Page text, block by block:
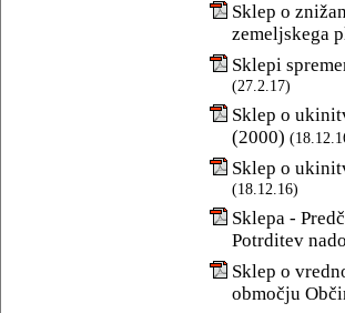
Sklep o
zemeljskega
Sklepi
(27.2.17)
Sklep o
(2000)
Sklep o
(18.12.16)
Sklepa -
Potrditev
Sklep o
območju